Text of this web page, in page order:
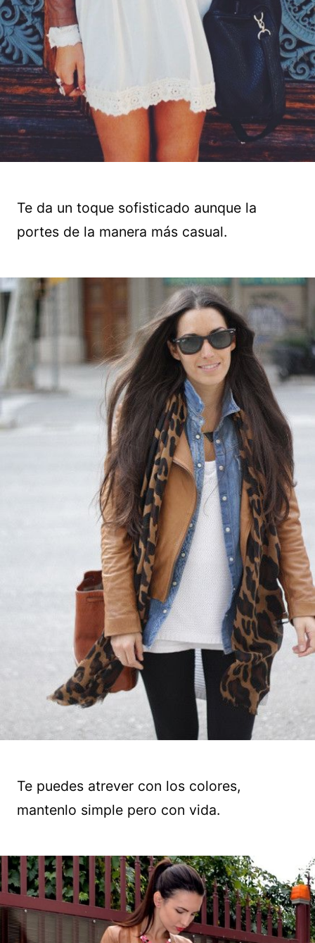
Te da un toque sofisticado aunque la
portes de la manera más casual.
Te puedes atrever con los colores,
mantenlo simple pero con vida.